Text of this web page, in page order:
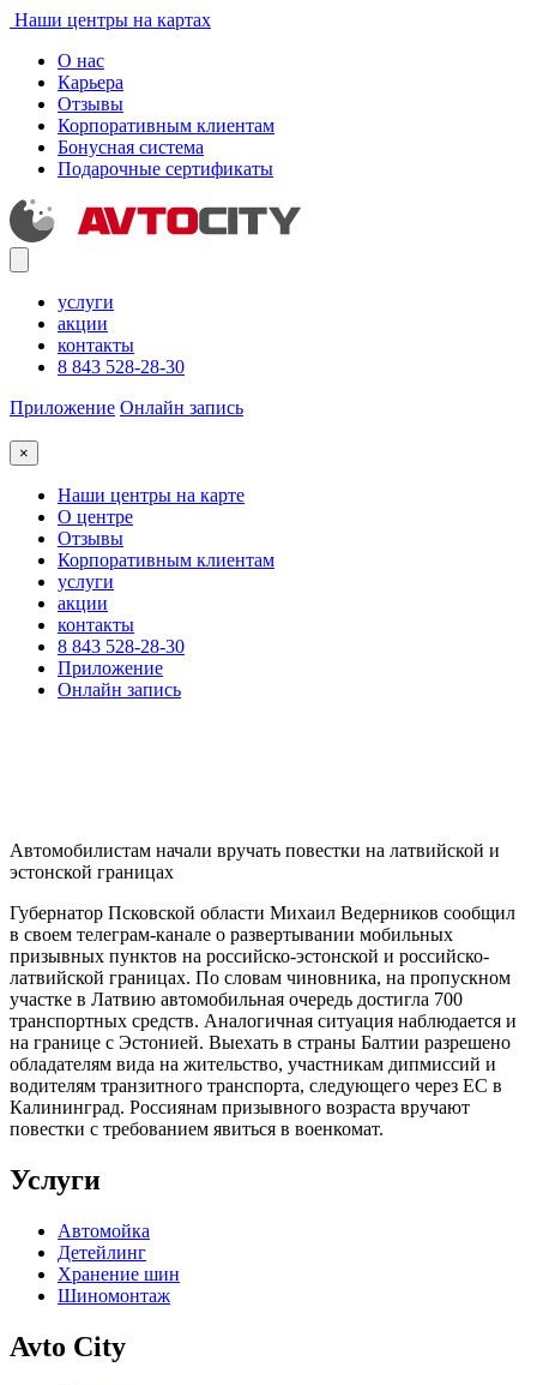
Наши центры на картах
О нас
Карьера
Отзывы
Корпоративным клиентам
Бонусная система
Подарочные сертификаты
услуги
акции
контакты
8 843 528-28-30
Приложение Онлайн запись
×
Наши центры на карте
О центре
Отзывы
Корпоративным клиентам
услуги
акции
контакты
8 843 528-28-30
Приложение
Онлайн запись
Автомобилистам начали вручать повестки на латвийской и
эстонской границах
Губернатор Псковской области Михаил Ведерников сообщил
в своем телеграм-канале о развертывании мобильных
призывных пунктов на российско-эстонской и российско-
латвийской границах. По словам чиновника, на пропускном
участке в Латвию автомобильная очередь достигла 700
транспортных средств. Аналогичная ситуация наблюдается и
на границе с Эстонией. Выехать в страны Балтии разрешено
обладателям вида на жительство, участникам дипмиссий и
водителям транзитного транспорта, следующего через ЕС в
Калининград. Россиянам призывного возраста вручают
повестки с требованием явиться в военкомат.
Услуги
Автомойка
Детейлинг
Хранение шин
Шиномонтаж
Avto City